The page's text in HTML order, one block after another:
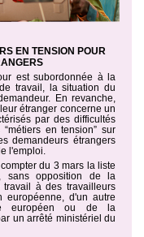
EN TENSION POUR
est subordonnée à la
travail, la situation du
En revanche,
étranger concerne un
par des difficultés
en tension” sur
demandeurs étrangers
l'emploi.
du 3 mars la liste
sans opposition de la
travail à des travailleurs
européenne, d'un autre
européen ou de la
un arrêté ministériel du